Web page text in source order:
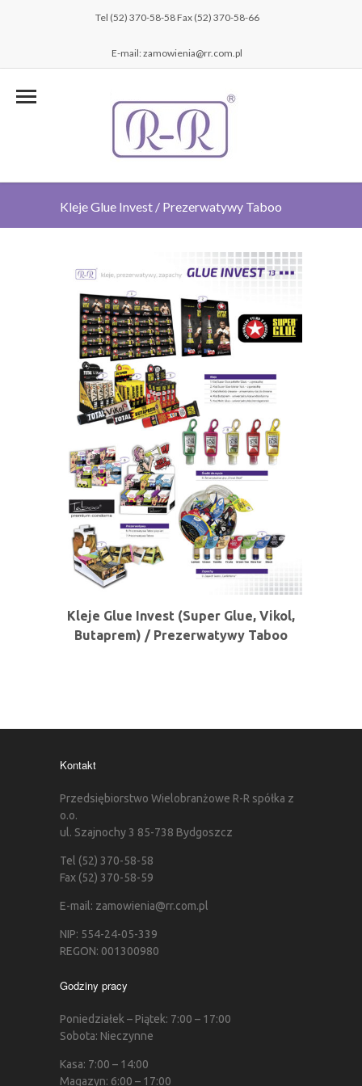
Tel (52) 370-58-58 Fax (52) 370-58-66
E-mail: zamowienia@rr.com.pl
Kleje Glue Invest / Prezerwatywy Taboo
Kleje Glue Invest (Super Glue, Vikol,
Butaprem) / Prezerwatywy Taboo
Kontakt
Przedsiębiorstwo Wielobranżowe R-R spółka z
o.o.
ul. Szajnochy 3 85-738 Bydgoszcz
Tel (52) 370-58-58
Fax (52) 370-58-59
E-mail: zamowienia@rr.com.pl
NIP: 554-24-05-339
REGON: 001300980
Godziny pracy
Poniedziałek – Piątek: 7:00 – 17:00
Sobota: Nieczynne
Kasa: 7:00 – 14:00
Magazyn: 6:00 – 17:00